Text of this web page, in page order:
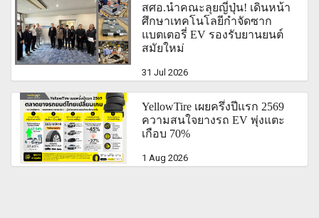
สศอ.นำคณะลุยญี่ปุ่น! เดินหน้า
ศึกษาเทคโนโลยีกำจัดซาก
แบตเตอรี่ EV รองรับยานยนต์
สมัยใหม่
31 Jul 2026
YellowTire เผยครึ่งปีแรก 2569
ความสนใจยางรถ EV พุ่งแตะ
เกือบ 70%
1 Aug 2026